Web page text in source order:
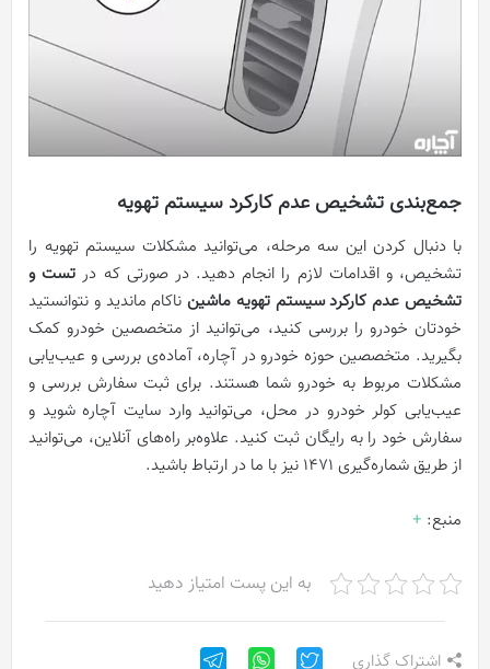
جمع‌بندی تشخیص عدم کارکرد سیستم تهویه
با دنبال کردن این سه مرحله، می‌توانید مشکلات سیستم تهویه را
تشخیص، و اقدامات لازم را انجام دهید. در صورتی که در تست و
تشخیص عدم کارکرد سیستم تهویه ماشینناکام ماندید و نتوانستید
خودتان خودرو را بررسی کنید، می‌توانید از متخصصین خودرو کمک
بگیرید. متخصصین حوزه خودرو در آچاره، آماده‌ی بررسی و عیب‌یابی
مشکلات مربوط به خودرو شما هستند. برای ثبت سفارش بررسی و
عیب‌یابی کولر خودرو در محل، می‌توانید وارد سایت آچاره شوید و
سفارش خود را به رایگان ثبت کنید. علاوه‌بر راه‌های آنلاین، می‌توانید
از طریق شماره‌گیری ۱۴۷۱ نیز با ما در ارتباط باشید.
منبع: +
به این پست امتیاز دهید
اشتراک گذاری